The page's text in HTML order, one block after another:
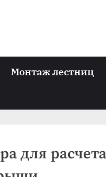
Монтаж лестниц
для расчета